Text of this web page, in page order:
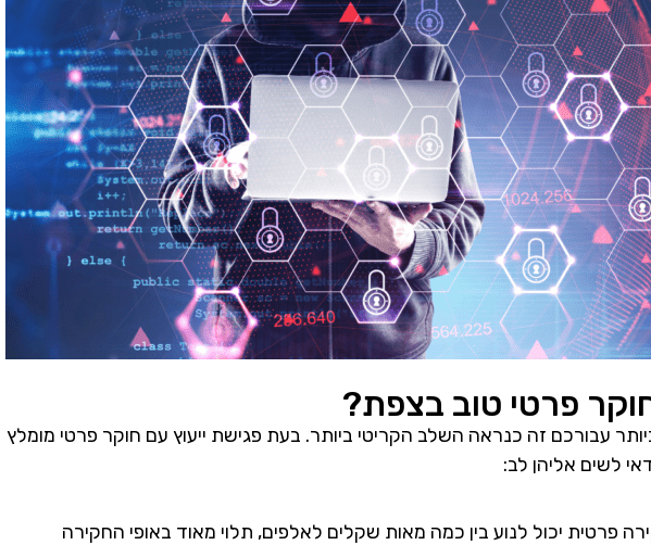
פרטי טוב בצפת?
עבורכם זה כנראה השלב הקריטי ביותר. בעת פגישת ייעוץ עם חוקר פרטי מומלץ
פרטית יכול לנוע בין כמה מאות שקלים לאלפים, תלוי מאוד באופי החקירה